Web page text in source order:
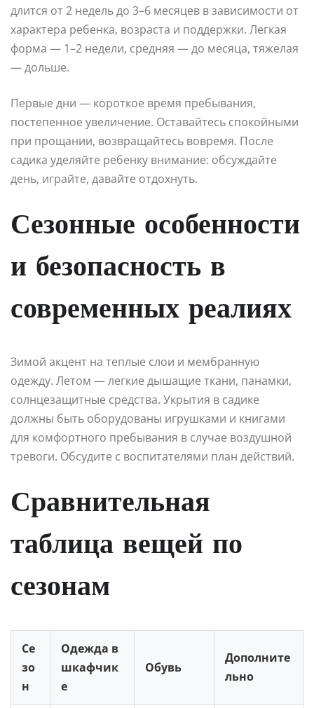
длится от 2 недель до 3–6 месяцев в зависимости от
характера ребенка, возраста и поддержки. Легкая
форма — 1–2 недели, средняя — до месяца, тяжелая
— дольше.
Первые дни — короткое время пребывания,
постепенное увеличение. Оставайтесь спокойными
при прощании, возвращайтесь вовремя. После
садика уделяйте ребенку внимание: обсуждайте
день, играйте, давайте отдохнуть.
Сезонные особенности
и безопасность в
современных реалиях
Зимой акцент на теплые слои и мембранную
одежду. Летом — легкие дышащие ткани, панамки,
солнцезащитные средства. Укрытия в садике
должны быть оборудованы игрушками и книгами
для комфортного пребывания в случае воздушной
тревоги. Обсудите с воспитателями план действий.
Сравнительная
таблица вещей по
сезонам
Се
зо
н
Одежда в
шкафчик
е
Обувь
Дополните
льно